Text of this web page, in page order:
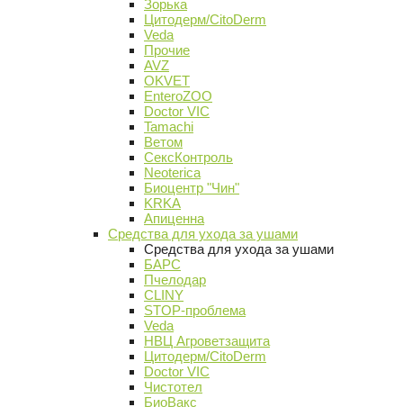
Зорька
Цитодерм/CitoDerm
Veda
Прочие
AVZ
OKVET
EnteroZOO
Doctor VIC
Tamachi
Ветом
СексКонтроль
Neoterica
Биоцентр "Чин"
KRKA
Апиценна
Средства для ухода за ушами
Средства для ухода за ушами
БАРС
Пчелодар
CLINY
STOP-проблема
Veda
НВЦ Агроветзащита
Цитодерм/CitoDerm
Doctor VIC
Чистотел
БиоВакс